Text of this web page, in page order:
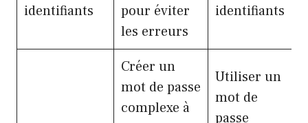
identifiants
pour éviter
les erreurs
identifiants
Créer un
mot de passe
complexe à
Utiliser un
mot de
passe